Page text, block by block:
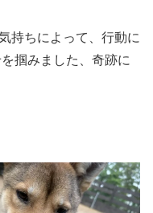
持ちによって、行動に
掴みました、奇跡に